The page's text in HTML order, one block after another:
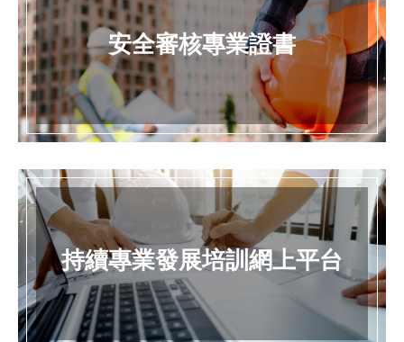
安全審核專業證書
持續專業發展培訓網上平台